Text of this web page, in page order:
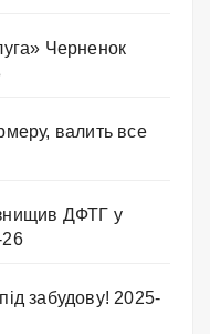
Черненок
валить все
ДФТГ у
забудову! 2025-